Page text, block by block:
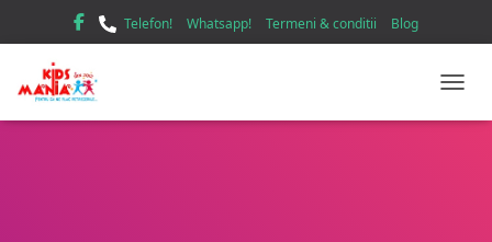
Telefon! Whatsapp! Termeni & conditii Blog